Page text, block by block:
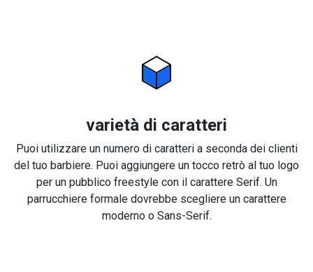
varietà di caratteri
Puoi utilizzare un numero di caratteri a seconda dei clienti
del tuo barbiere. Puoi aggiungere un tocco retrò al tuo logo
per un pubblico freestyle con il carattere Serif. Un
parrucchiere formale dovrebbe scegliere un carattere
moderno o Sans-Serif.